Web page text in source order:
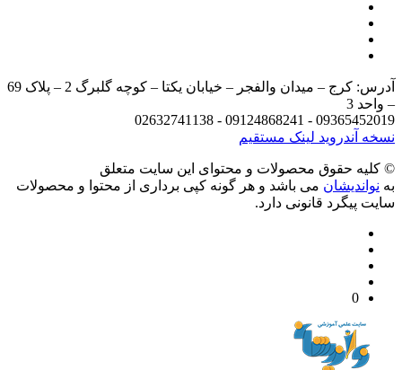
آدرس: کرج – میدان والفجر – خیابان یکتا – کوچه گلبرگ 2 – پلاک 69
3
09365452019 - 09124868241 -
آندرویدلینک مستقیم
حقوق محصولات و محتوای اين سایت متعلق
می باشد و هر گونه کپی برداری از محتوا و محصولات
پیگرد قانونی دارد.